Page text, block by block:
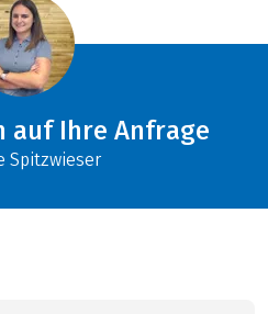
auf Ihre Anfrage
Spitzwieser